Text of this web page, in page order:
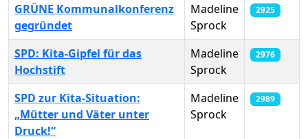
GRÜNE Kommunalkonferenz
gegründet
Madeline
Sprock
2925
SPD: Kita-Gipfel für das
Hochstift
Madeline
Sprock
2976
SPD zur Kita-Situation:
„Mütter und Väter unter
Druck!“
Madeline
Sprock
2989